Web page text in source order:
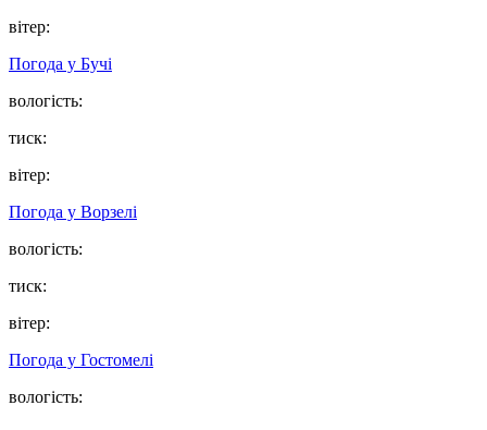
вітер:
Погода у Бучі
вологість:
тиск:
вітер:
Погода у Ворзелі
вологість:
тиск:
вітер:
Погода у Гостомелі
вологість: